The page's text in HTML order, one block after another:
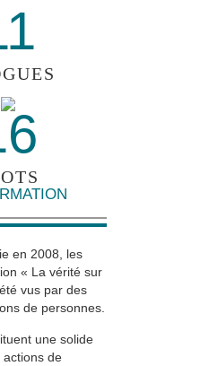
en 2008, les
« La vérité sur
vus par des
de personnes.
une solide
actions de